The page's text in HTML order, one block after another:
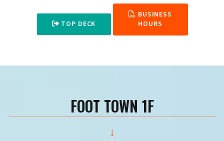
TOP DECK
BUSINESS
HOURS
FOOT TOWN 1F